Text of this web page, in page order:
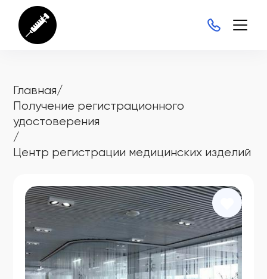
Главная/
Получение регистрационного
удостоверения
/
Центр регистрации медицинских изделий